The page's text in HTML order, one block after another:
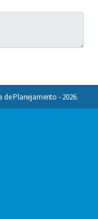
de Planejamento - 2026.